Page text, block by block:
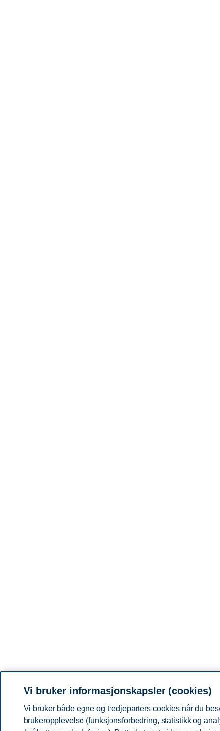
Vi bruker informasjonskapsler (cookies)
Vi bruker både egne og tredjeparters cookies når du
brukeropplevelse (funksjonsforbedring, statistikk og